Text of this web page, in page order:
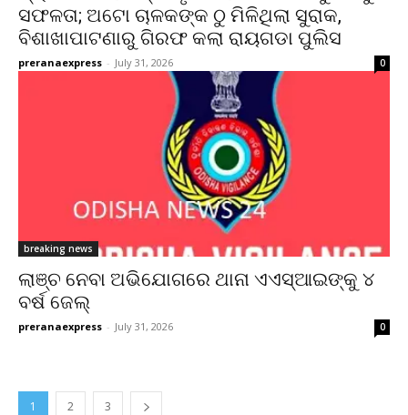
ସଫଳତା; ଅଟୋ ଚାଳକଙ୍କ ଠୁ ମିଳିଥିଲା ସୁରାକ,
ବିଶାଖାପାଟଣାରୁ ଗିରଫ କଲା ରାୟଗଡା ପୁଲିସ
preranaexpress - July 31, 2026 0
breaking news
ଲାଞ୍ଚ ନେବା ଅଭିଯୋଗରେ ଥାନା ଏଏସ୍ଆଇଙ୍କୁ ୪
ବର୍ଷ ଜେଲ୍
preranaexpress - July 31, 2026 0
1 2 3